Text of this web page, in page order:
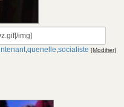
,quenelle,socialiste [Modifier]